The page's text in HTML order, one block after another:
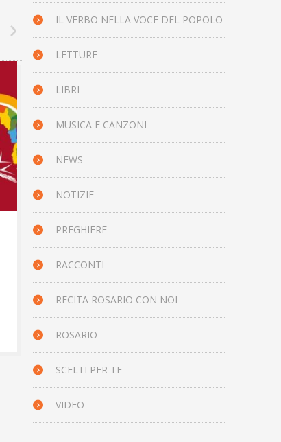
IL VERBO NELLA VOCE DEL POPOLO
LETTURE
LIBRI
MUSICA E CANZONI
NEWS
NOTIZIE
PREGHIERE
RACCONTI
RECITA ROSARIO CON NOI
ROSARIO
SCELTI PER TE
VIDEO